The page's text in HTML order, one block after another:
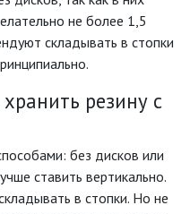
не более 1,5
складывать в стопки
резину с
без дисков или
ставить вертикально.
в стопки. Но не